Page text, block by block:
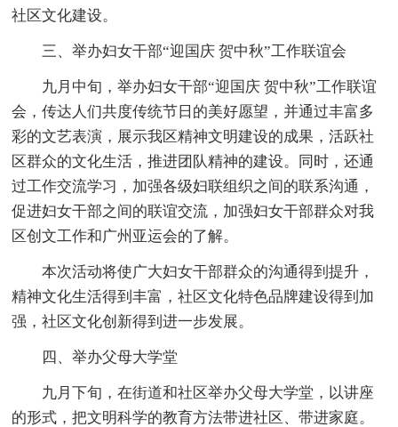
社区文化建设。
三、举办妇女干部“迎国庆 贺中秋”工作联谊会
九月中旬，举办妇女干部“迎国庆 贺中秋”工作联谊
会，传达人们共度传统节日的美好愿望，并通过丰富多
彩的文艺表演，展示我区精神文明建设的成果，活跃社
区群众的文化生活，推进团队精神的建设。同时，还通
过工作交流学习，加强各级妇联组织之间的联系沟通，
促进妇女干部之间的联谊交流，加强妇女干部群众对我
区创文工作和广州亚运会的了解。
本次活动将使广大妇女干部群众的沟通得到提升，
精神文化生活得到丰富，社区文化特色品牌建设得到加
强，社区文化创新得到进一步发展。
四、举办父母大学堂
九月下旬，在街道和社区举办父母大学堂，以讲座
的形式，把文明科学的教育方法带进社区、带进家庭。